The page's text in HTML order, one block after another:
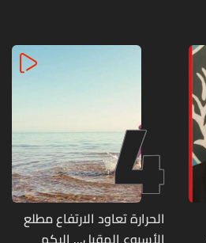
4
الحرارة تعاود الارتفاع مطلع